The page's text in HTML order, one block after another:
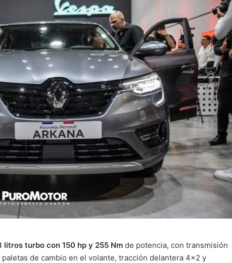
litros turbo con 150 hp y 255 Nm de potencia, con transmisión
de cambio en el volante, tracción delantera 4×2 y